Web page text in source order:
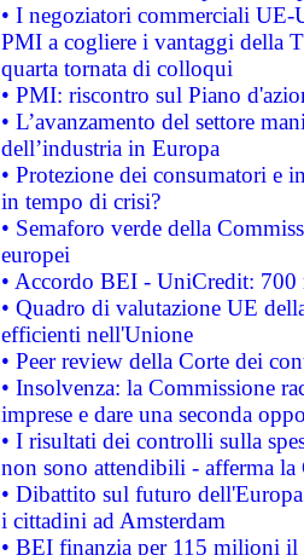
• I negoziatori commerciali UE-
PMI a cogliere i vantaggi della
quarta tornata di colloqui
• PMI: riscontro sul Piano
• L’avanzamento del settore
dell’industria in Europa
• Protezione dei consumatori e
in tempo di crisi?
• Semaforo verde della
europei
• Accordo BEI - UniCredit:
• Quadro di valutazione UE
efficienti nell'Unione
• Peer review della Corte dei
• Insolvenza: la Commissione
imprese e dare una seconda
• I risultati dei controlli sulla
non sono attendibili - afferma la
• Dibattito sul futuro
i cittadini ad Amsterdam
• BEI finanzia per 115 milioni